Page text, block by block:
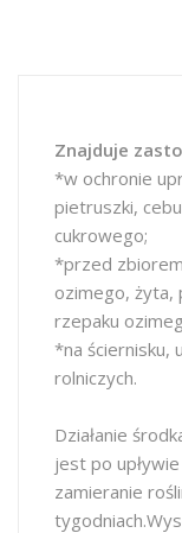
Znajduje
*w ochronie
pietruszki,
cukrowego;
*przed
ozimego, żyta,
rzepaku
*na ściernisku,
rolniczych.
Działanie
jest po
zamieranie